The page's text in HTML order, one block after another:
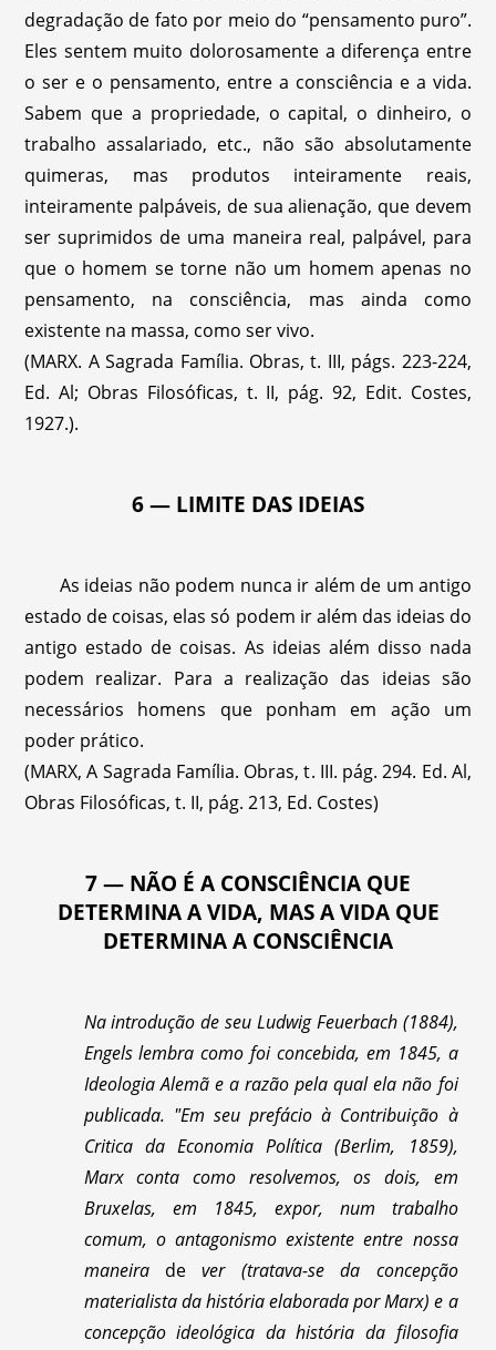
degradação de fato por meio do “pensamento puro”.
Eles sentem muito dolorosamente a diferença entre
o ser e o pensamento, entre a consciência e a vida.
Sabem que a propriedade, o capital, o dinheiro, o
trabalho assalariado, etc., não são absolutamente
quimeras, mas produtos inteiramente reais,
inteiramente palpáveis, de sua alienação, que devem
ser suprimidos de uma maneira real, palpável, para
que o homem se torne não um homem apenas no
pensamento, na consciência, mas ainda como
existente na massa, como ser vivo.
(MARX. A Sagrada Família. Obras, t. III, págs. 223-224,
Ed. Al; Obras Filosóficas, t. II, pág. 92, Edit. Costes,
1927.).
6 — LIMITE DAS IDEIAS
As ideias não podem nunca ir além de um antigo
estado de coisas, elas só podem ir além das ideias do
antigo estado de coisas. As ideias além disso nada
podem realizar. Para a realização das ideias são
necessários homens que ponham em ação um
poder prático.
(MARX, A Sagrada Família. Obras, t. III. pág. 294. Ed. Al,
Obras Filosóficas, t. II, pág. 213, Ed. Costes)
7 — NÃO É A CONSCIÊNCIA QUE
DETERMINA A VIDA, MAS A VIDA QUE
DETERMINA A CONSCIÊNCIA
Na introdução de seu Ludwig Feuerbach (1884),
Engels lembra como foi concebida, em 1845, a
Ideologia Alemã e a razão pela qual ela não foi
publicada. "Em seu prefácio à Contribuição à
Critica da Economia Política (Berlim, 1859),
Marx conta como resolvemos, os dois, em
Bruxelas, em 1845, expor, num trabalho
comum, o antagonismo existente entre nossa
maneiradever (tratava-se da concepção
materialista da história elaborada por Marx) e a
concepção ideológica da história da filosofia